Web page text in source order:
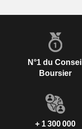
N°1 du Conseil
Boursier
+ 1 300 000